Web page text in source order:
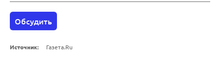
Обсудить
Источник: Газета.Ru